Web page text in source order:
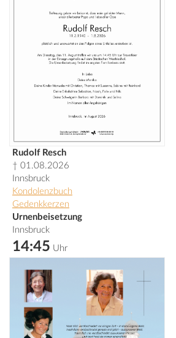
Rudolf Resch
† 01.08.2026
Innsbruck
Kondolenzbuch
Gedenkkerzen
Urnenbeisetzung
Innsbruck
14:45 Uhr